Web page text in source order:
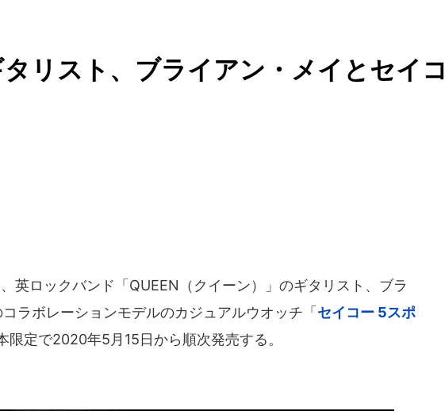
タリスト、ブライアン・メイとセイコ
英ロックバンド「QUEEN（クイーン）」のギタリスト、ブラ
ラボレーションモデルのカジュアルウオッチ「 セイコー 5スポ
限定で2020年5月15日から順次発売する。